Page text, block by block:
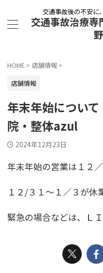
交通事故後の不安に
交通事故治療専
HOME > 店舗情報 >
店舗情報
年末年始につい
院・整体azul
2024年12月23日
年末年始の営業は１２
１２/３１～１／３が休
緊急の場合などは、Ｌ